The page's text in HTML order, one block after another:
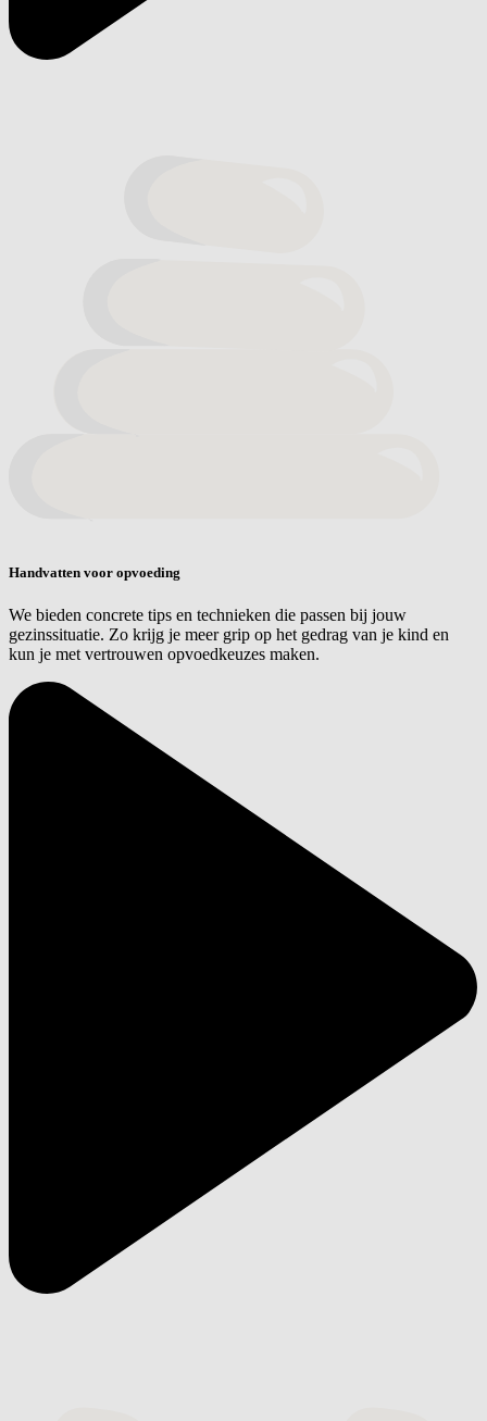
Handvatten voor opvoeding
We bieden concrete tips en technieken die passen bij jouw
gezinssituatie. Zo krijg je meer grip op het gedrag van je kind en
kun je met vertrouwen opvoedkeuzes maken.